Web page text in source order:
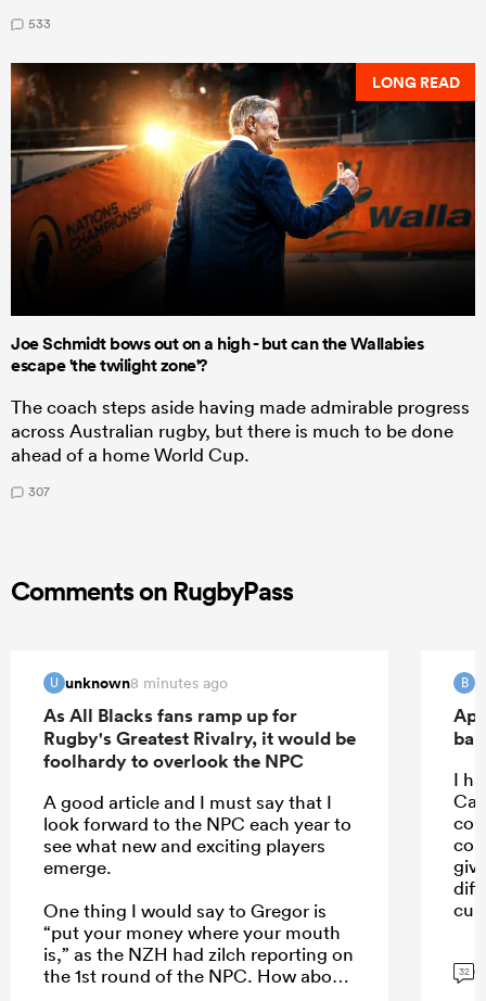
533
LONG READ
Joe Schmidt bows out on a high - but can the Wallabies
escape 'the twilight zone'?
The coach steps aside having made admirable progress
across Australian rugby, but there is much to be done
ahead of a home World Cup.
307
Comments on RugbyPass
U unknown8 minutes ago
As All Blacks fans ramp up for
Rugby's Greatest Rivalry, it would be
foolhardy to overlook the NPC
A good article and I must say that I
look forward to the NPC each year to
see what new and exciting players
emerge.
One thing I would say to Gregor is
“put your money where your mouth
is,” as the NZH had zilch reporting on
the 1st round of the NPC. How about
B
I
32